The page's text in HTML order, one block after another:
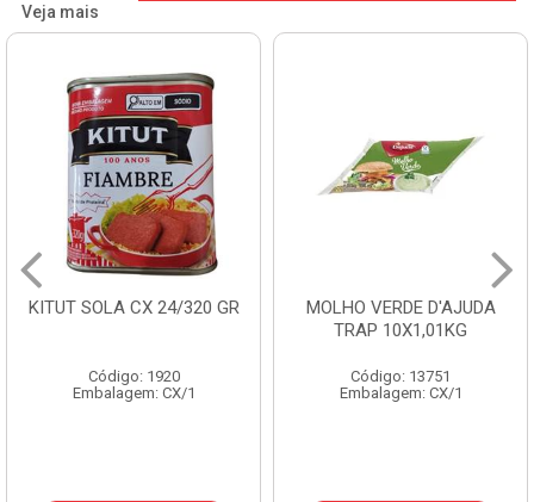
Veja mais
KITUT SOLA CX 24/320 GR
Código: 1920
Embalagem: CX/1
MOLHO VERDE D'AJUDA
TRAP 10X1,01KG
Código: 13751
Embalagem: CX/1